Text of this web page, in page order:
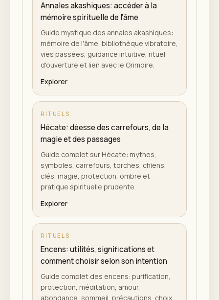
Annales akashiques: accéder à la
mémoire spirituelle de l'âme
Guide mystique des annales akashiques:
mémoire de l'âme, bibliothèque vibratoire,
vies passées, guidance intuitive, rituel
d'ouverture et lien avec le Grimoire.
Explorer
RITUELS
Hécate: déesse des carrefours, de la
magie et des passages
Guide complet sur Hécate: mythes,
symboles, carrefours, torches, chiens,
clés, magie, protection, ombre et
pratique spirituelle prudente.
Explorer
RITUELS
Encens: utilités, significations et
comment choisir selon son intention
Guide complet des encens: purification,
protection, méditation, amour,
abondance, sommeil, précautions, choix